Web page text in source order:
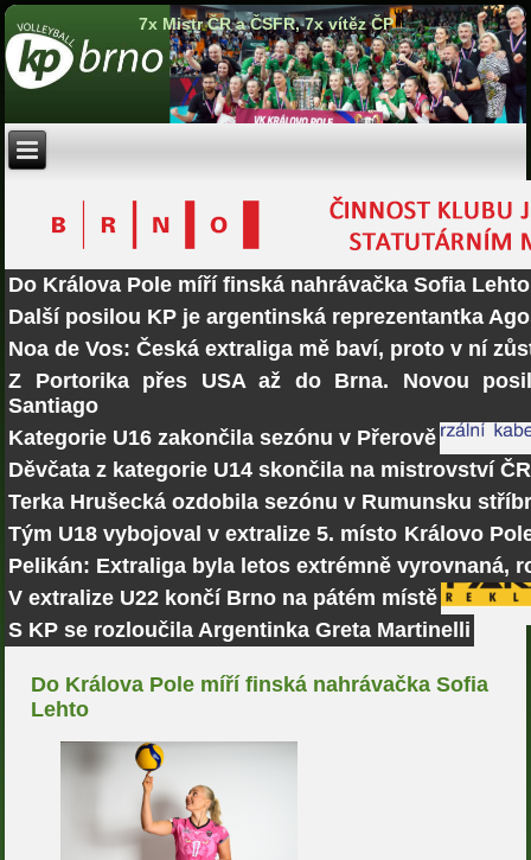
7x Mistr ČR a ČSFR, 7x vítěz ČP
Do Králova Pole míří finská nahrávačka Sofia Lehto
Další posilou KP je argentinská reprezentantka
Noa de Vos: Česká extraliga mě baví, proto v ní
Z Portorika přes USA až do Brna. Novou
Santiago
Kategorie U16 zakončila sezónu v Přerově
Děvčata z kategorie U14 skončila na mistrovství
Terka Hrušecká ozdobila sezónu v Rumunsku
Tým U18 vybojoval v extralize 5. místo Královo
Pelikán: Extraliga byla letos extrémně vyrovnaná,
V extralize U22 končí Brno na pátém místě
S KP se rozloučila Argentinka Greta Martinelli
Do Králova Pole míří finská nahrávačka Sofia
Lehto